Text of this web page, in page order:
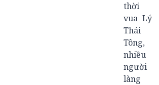
thời
vua Lý
Thái
Tông,
nhiều
người
làng